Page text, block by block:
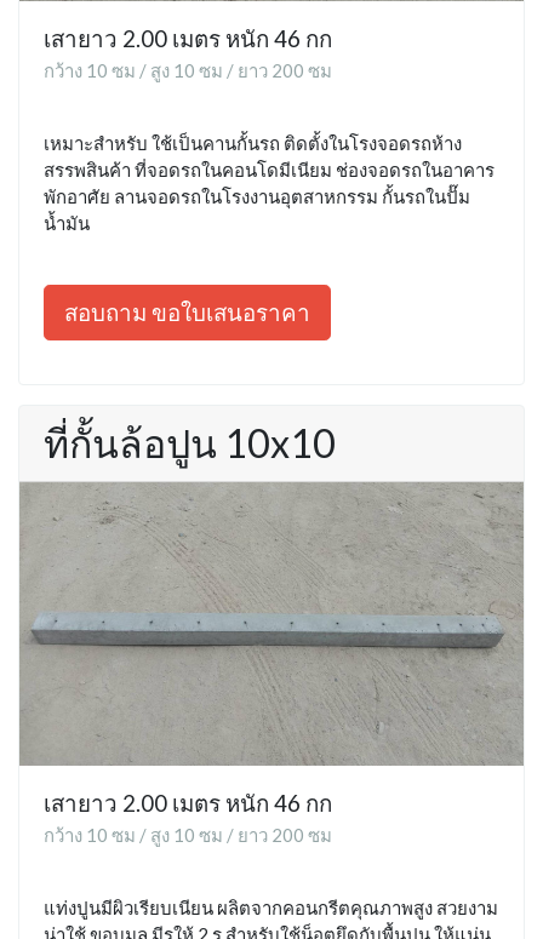
เสายาว 2.00 เมตร หนัก 46 กก
กว้าง 10 ซม / สูง 10 ซม / ยาว 200 ซม
เหมาะสำหรับ ใช้เป็นคานกั้นรถ ติดตั้งในโรงจอดรถห้าง
สรรพสินค้า ที่จอดรถในคอนโดมีเนียม ช่องจอดรถในอาคาร
พักอาศัย ลานจอดรถในโรงงานอุตสาหกรรม กั้นรถในปั๊ม
น้ำมัน
สอบถาม ขอใบเสนอราคา
ที่กั้นล้อปูน 10x10
เสายาว 2.00 เมตร หนัก 46 กก
กว้าง 10 ซม / สูง 10 ซม / ยาว 200 ซม
แท่งปูนมีผิวเรียบเนียน ผลิตจากคอนกรีตคุณภาพสูง สวยงาม
น่าใช้ ขอบมล มีรูให้ 2 รู สำหรับใช้น็อตยึดกับพื้นปูน ให้แน่น